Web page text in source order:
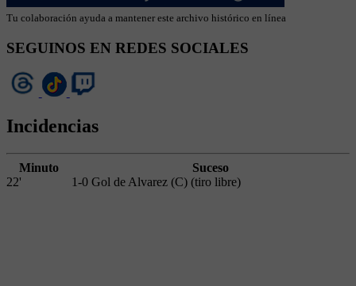
Tu colaboración ayuda a mantener este archivo histórico en línea
SEGUINOS EN REDES SOCIALES
Incidencias
Minuto
Suceso
22'
1-0 Gol de Alvarez (C) (tiro libre)